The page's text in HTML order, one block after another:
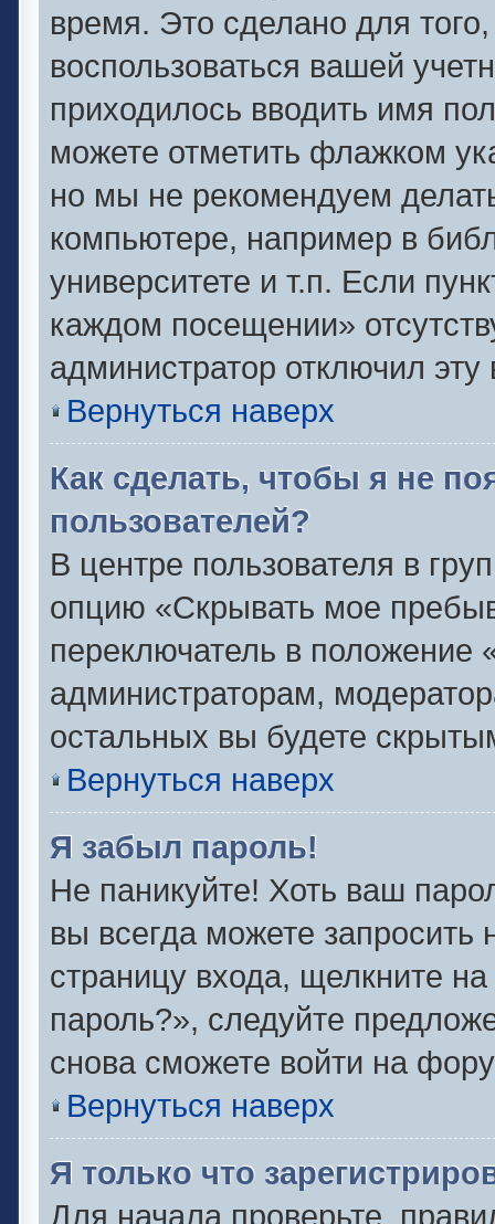
время. Это сделано для
воспользоваться вашей
приходилось вводить имя
можете отметить флажком
но мы не рекомендуем
компьютере, например в
университете и т.п. Если
каждом посещении»
администратор отключил эту
Вернуться наверх
Как сделать, чтобы я не
пользователей?
В центре пользователя в
опцию «Скрывать мое
переключатель в положение
администраторам,
остальных вы будете
Вернуться наверх
Я забыл пароль!
Не паникуйте! Хоть ваш
вы всегда можете запросить
страницу входа, щелкните
пароль?», следуйте
снова сможете войти на
Вернуться наверх
Я только что
Для начала проверьте,